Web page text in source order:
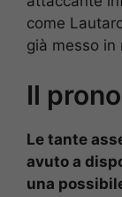
come
già messo in
Il
Le tante
avuto a
una